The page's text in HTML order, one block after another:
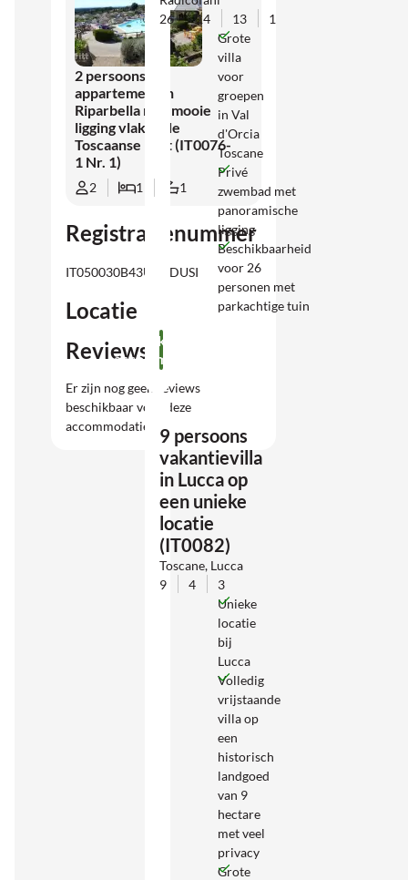
2 persoons
appartement in
Riparbella met mooie
ligging vlakbij de
Toscaanse kust (IT0076-
1 Nr. 1)
2 1 1
Registratienummer
IT050030B43U2NDUSI
Locatie
Reviews
Er zijn nog geen reviews
beschikbaar voor deze
accommodatie.
26
14 13
1
Grote
villa
voor
groepen
in Val
d'Orcia
Toscane
Privé
zwembad met
panoramische
ligging
Beschikbaarheid
voor 26
personen met
parkachtige tuin
Bekijk
accommodatie
9 persoons
vakantievilla
in Lucca op
een unieke
locatie
(IT0082)
Toscane, Lucca
9
4
3
Unieke
locatie
bij
Lucca
Volledig
vrijstaande
villa op
een
historisch
landgoed
van 9
hectare
met veel
privacy
Grote